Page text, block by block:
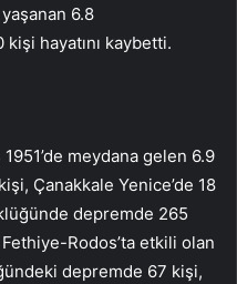
yaşanan 6.8
hayatını kaybetti.
meydana gelen 6.9
Çanakkale Yenice’de 18
depremde 265
Rodos’ta etkili olan
depremde 67 kişi,